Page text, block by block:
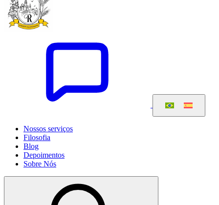
Nossos serviços
Filosofia
Blog
Depoimentos
Sobre Nós